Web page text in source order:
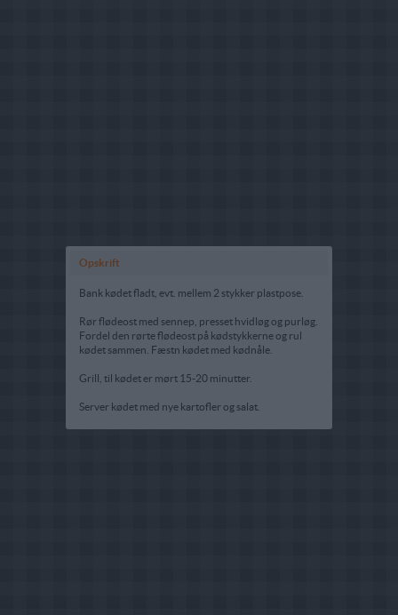
Opskrift
Bank kødet fladt, evt. mellem 2 stykker plastpose.
Rør flødeost med sennep, presset hvidløg og purløg.
Fordel den rørte flødeost på kødstykkerne og rul
kødet sammen. Fæstn kødet med kødnåle.
Grill, til kødet er mørt 15-20 minutter.
Server kødet med nye kartofler og salat.